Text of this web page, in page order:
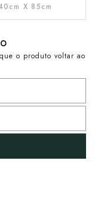
X 85cm
o produto voltar ao